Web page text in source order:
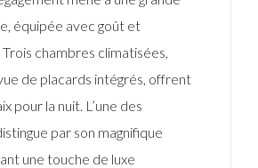
équipée avec goût et
chambres climatisées,
de placards intégrés, offrent
pour la nuit. L’une des
par son magnifique
une touche de luxe